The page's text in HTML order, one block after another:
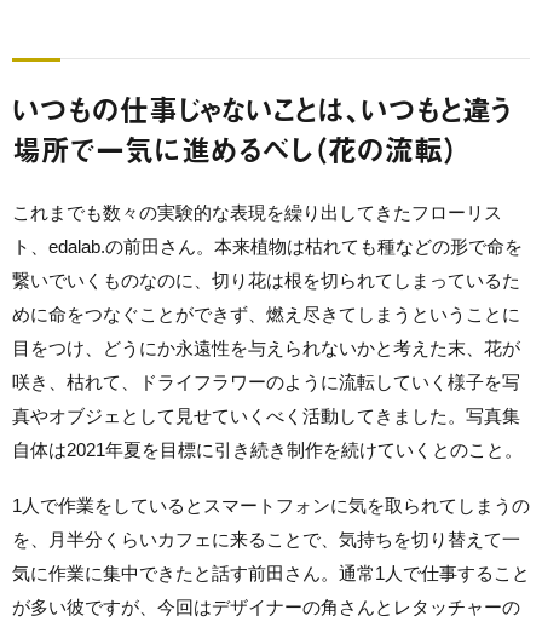
いつもの仕事じゃないことは、いつもと違う
場所で一気に進めるべし（花の流転）
これまでも数々の実験的な表現を繰り出してきたフローリス
ト、edalab.の前田さん。本来植物は枯れても種などの形で命を
繋いでいくものなのに、切り花は根を切られてしまっているた
めに命をつなぐことができず、燃え尽きてしまうということに
目をつけ、どうにか永遠性を与えられないかと考えた末、花が
咲き、枯れて、ドライフラワーのように流転していく様子を写
真やオブジェとして見せていくべく活動してきました。写真集
自体は2021年夏を目標に引き続き制作を続けていくとのこと。
1人で作業をしているとスマートフォンに気を取られてしまうの
を、月半分くらいカフェに来ることで、気持ちを切り替えて一
気に作業に集中できたと話す前田さん。通常1人で仕事すること
が多い彼ですが、今回はデザイナーの角さんとレタッチャーの